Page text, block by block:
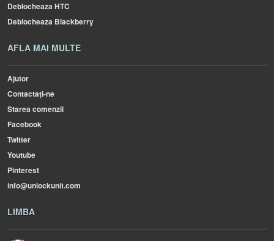
Deblocheaza HTC
Deblocheaza Blackberry
AFLA MAI MULTE
Ajutor
Contactați-ne
Starea comenzii
Facebook
Twitter
Youtube
Pinterest
info@unlockunit.com
LIMBA